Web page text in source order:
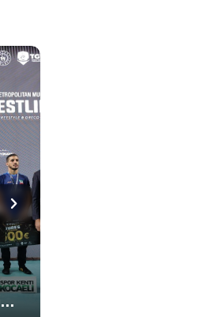
Şehrin Takımı Sahaya İniyor